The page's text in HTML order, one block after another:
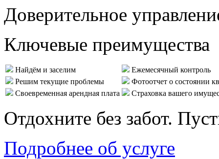
Доверительное
Ключевые преимущества
Найдём и заселим
Ежемесячный контроль
Решим текущие проблемы
Фотоотчет о состоянии
Своевременная арендная плата
Страховка вашего
Отдохните без забот.
Подробнее об услуге